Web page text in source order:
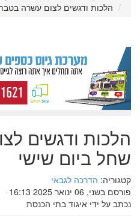
הלכות ודגשים לצום עשרה
הלכות ודגשים
שחל ביום שישי
קטגוריה: הדרכה לגבאי
פורסם בשני, 06 ינואר 2025 16:13
נכתב על ידי איגוד בתי הכנסת